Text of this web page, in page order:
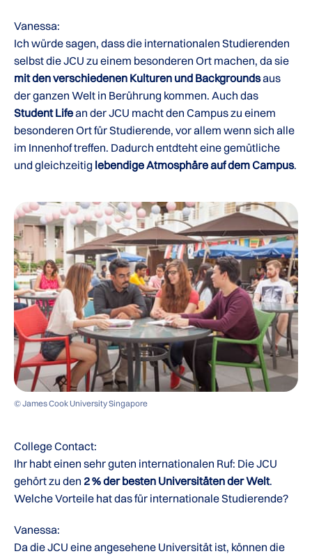
Vanessa:
Ich würde sagen, dass die internationalen Studierenden
selbst die JCU zu einem besonderen Ort machen, da sie
mit den verschiedenen Kulturen und Backgroundsaus
der ganzen Welt in Berührung kommen. Auch das
Student Lifean der JCU macht den Campus zu einem
besonderen Ort für Studierende, vor allem wenn sich alle
im Innenhof treffen. Dadurch entdteht eine gemütliche
und gleichzeitig lebendige Atmosphäre auf dem Campus.
© James Cook University Singapore
College Contact:
Ihr habt einen sehr guten internationalen Ruf: Die JCU
gehört zu den 2 % der besten Universitäten der Welt.
Welche Vorteile hat das für internationale Studierende?
Vanessa:
Da die JCU eine angesehene Universität ist, können die